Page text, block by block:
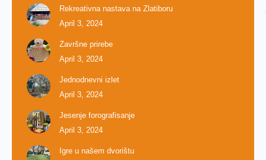
Rekreativna nastava na Zlatiboru
April 3, 2024
Završne prirebe
April 3, 2024
Jednodnevni izlet
April 3, 2024
Jesenje forografisanje
April 3, 2024
Igre u našem dvorištu